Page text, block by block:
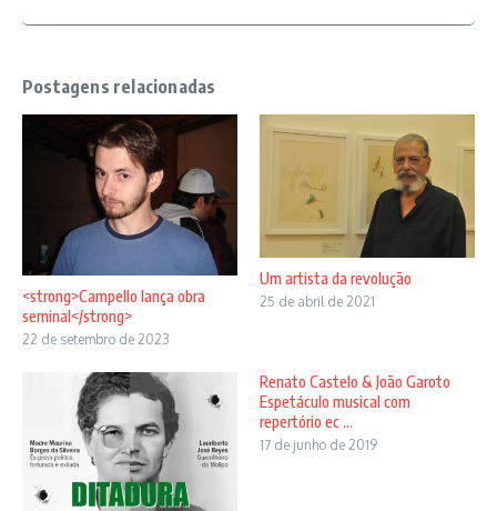
Postagens relacionadas
<strong>Campello lança obra
seminal</strong>
22 de setembro de 2023
Um artista da revolução
25 de abril de 2021
Renato Castelo & João Garoto
Espetáculo musical com
repertório ec ...
17 de junho de 2019